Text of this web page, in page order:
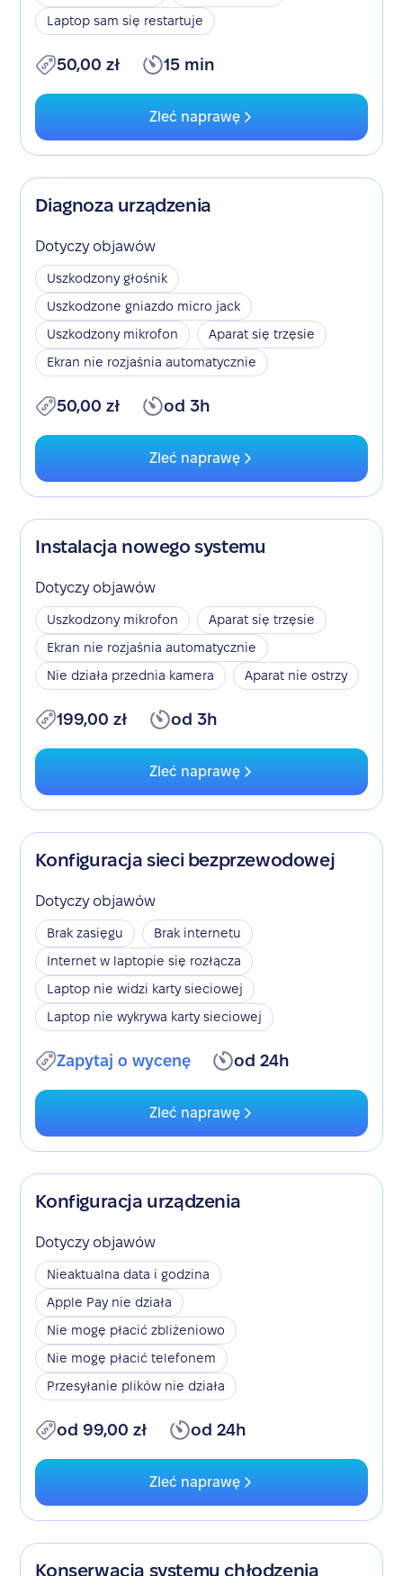
Laptop sam się restartuje
50,00 zł 15 min
Zleć naprawę
Diagnoza urządzenia
Dotyczy objawów
Uszkodzony głośnik
Uszkodzone gniazdo micro jack
Uszkodzony mikrofon
Aparat się trzęsie
Ekran nie rozjaśnia automatycznie
50,00 zł od 3h
Zleć naprawę
Instalacja nowego systemu
Dotyczy objawów
Uszkodzony mikrofon
Aparat się trzęsie
Ekran nie rozjaśnia automatycznie
Nie działa przednia kamera
Aparat nie ostrzy
199,00 zł od 3h
Zleć naprawę
Konfiguracja sieci bezprzewodowej
Dotyczy objawów
Brak zasięgu
Brak internetu
Internet w laptopie się rozłącza
Laptop nie widzi karty sieciowej
Laptop nie wykrywa karty sieciowej
Zapytaj o wycenę od 24h
Zleć naprawę
Konfiguracja urządzenia
Dotyczy objawów
Nieaktualna data i godzina
Apple Pay nie działa
Nie mogę płacić zbliżeniowo
Nie mogę płacić telefonem
Przesyłanie plików nie działa
od 99,00 zł od 24h
Zleć naprawę
Konserwacja systemu chłodzenia